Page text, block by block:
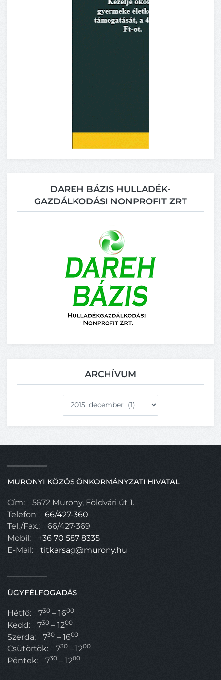
DAREH BÁZIS HULLADÉK-
GAZDÁLKODÁSI NONPROFIT ZRT
ARCHÍVUM
MURONYI KÖZÖS ÖNKORMÁNYZATI HIVATAL
Cím:
5672 Murony, Földvári út 1.
Telefon:
66/427-360
Tel./Fax.:
66/427-369
Mobil:
+36 70 587 8335
E-Mail:
titkarsag@murony.hu
ÜGYFÉLFOGADÁS
Hétfő: 730 – 1600
Kedd: 730 – 1200
Szerda: 730 – 1600
Csütörtök: 730 – 1200
Péntek: 730 – 1200